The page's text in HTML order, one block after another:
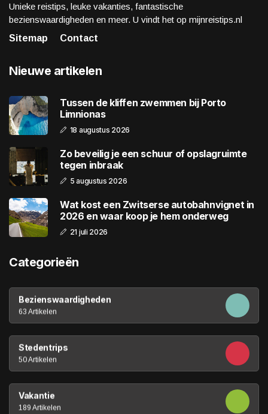
Unieke reistips, leuke vakanties, fantastische
bezienswaardigheden en meer. U vindt het op mijnreistips.nl
Sitemap
Contact
Nieuwe artikelen
Tussen de kliffen zwemmen bij Porto
Limnionas
18 augustus 2026
Zo beveilig je een schuur of opslagruimte
tegen inbraak
5 augustus 2026
Wat kost een Zwitserse autobahnvignet in
2026 en waar koop je hem onderweg
21 juli 2026
Categorieën
Bezienswaardigheden
63 Artikelen
Stedentrips
50 Artikelen
Vakantie
189 Artikelen